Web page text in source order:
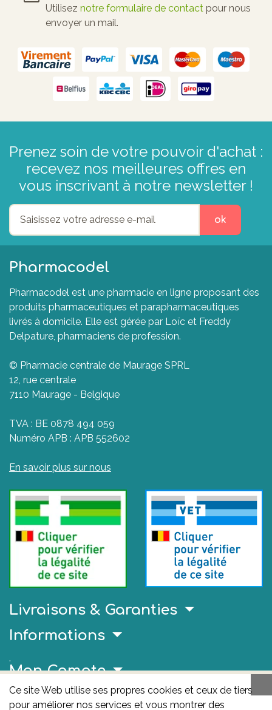
Utilisez notre formulaire de contact pour nous
envoyer un mail.
Prenez soin de votre pouvoir d'achat :
recevez nos meilleures offres en
vous inscrivant à notre newsletter !
ok
Pharmacodel
Pharmacodel est une pharmacie en ligne proposant des
produits pharmaceutiques et parapharmaceutiques
livrés à domicile. Elle est gérée par Loïc et Freddy
Delpature, pharmaciens de profession.
© Pharmacie centrale de Maurage SPRL
12, rue centrale
7110 Maurage - Belgique
TVA : BE 0878 494 059
Numéro APB : APB 552602
En savoir plus sur nous
Livraisons & Garanties
Ce site Web utilise ses propres cookies et ceux de tiers
pour améliorer nos services et vous montrer des
Informations
.
Mon Compte
Liens Utiles